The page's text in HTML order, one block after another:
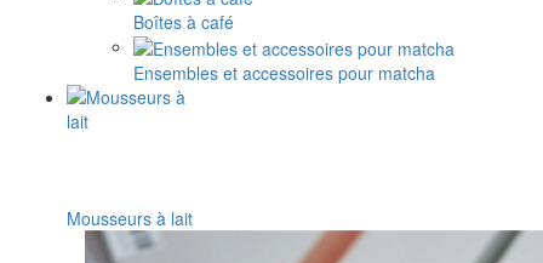
Boîtes à café
Ensembles et accessoires pour matcha
Mousseurs à lait